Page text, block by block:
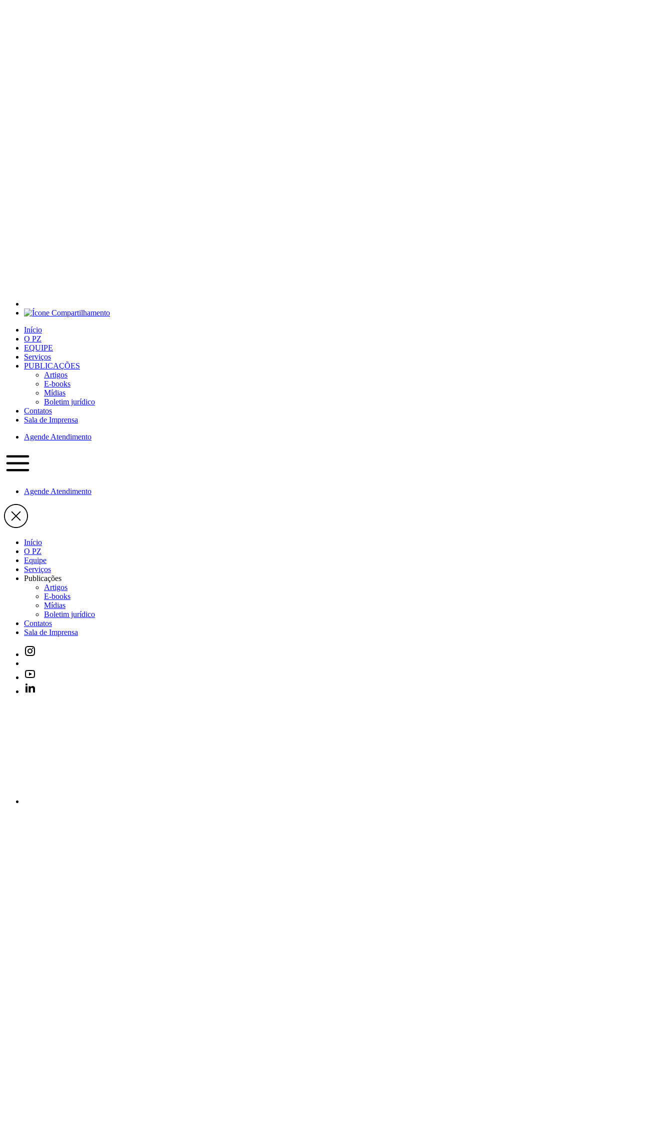
Início
O PZ
EQUIPE
Serviços
PUBLICAÇÕES
Artigos
E-books
Mídias
Boletim jurídico
Contatos
Sala de Imprensa
Agende Atendimento
Agende Atendimento
Início
O PZ
Equipe
Serviços
Publicações
Artigos
E-books
Mídias
Boletim jurídico
Contatos
Sala de Imprensa